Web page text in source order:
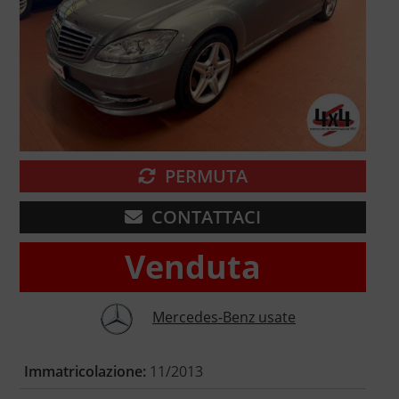
PERMUTA
CONTATTACI
Venduta
Mercedes-Benz usate
Immatricolazione: 11/2013